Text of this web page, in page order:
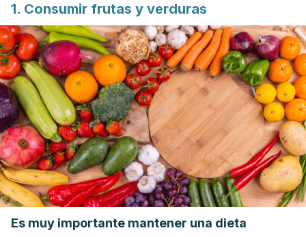
1. Consumir frutas y verduras
Es muy importante mantener una dieta